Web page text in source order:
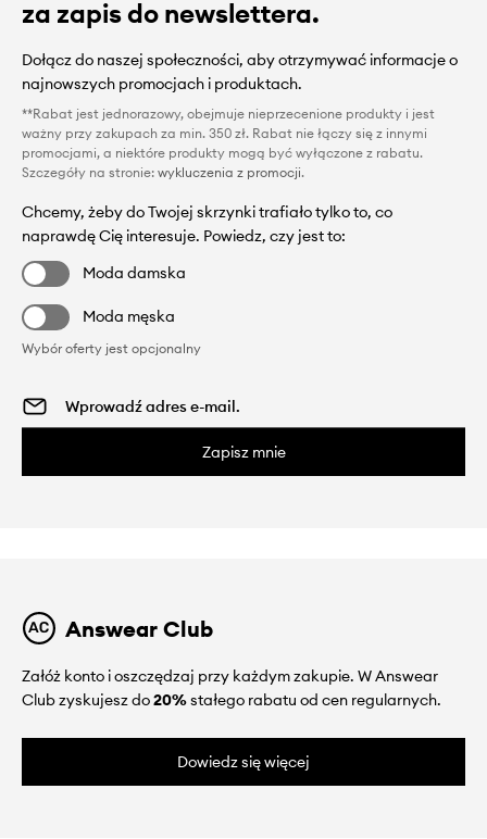
za zapis do newslettera.
Dołącz do naszej społeczności, aby otrzymywać informacje o
najnowszych promocjach i produktach.
**Rabat jest jednorazowy, obejmuje nieprzecenione produkty i jest
ważny przy zakupach za min. 350 zł. Rabat nie łączy się z innymi
promocjami, a niektóre produkty mogą być wyłączone z rabatu.
Szczegóły na stronie: wykluczenia z promocji.
Chcemy, żeby do Twojej skrzynki trafiało tylko to, co
naprawdę Cię interesuje. Powiedz, czy jest to:
Moda damska
Moda męska
Wybór oferty jest opcjonalny
Zapisz mnie
Answear Club
Załóż konto i oszczędzaj przy każdym zakupie. W Answear
Club zyskujesz do20%stałego rabatu od cen regularnych.
Dowiedz się więcej